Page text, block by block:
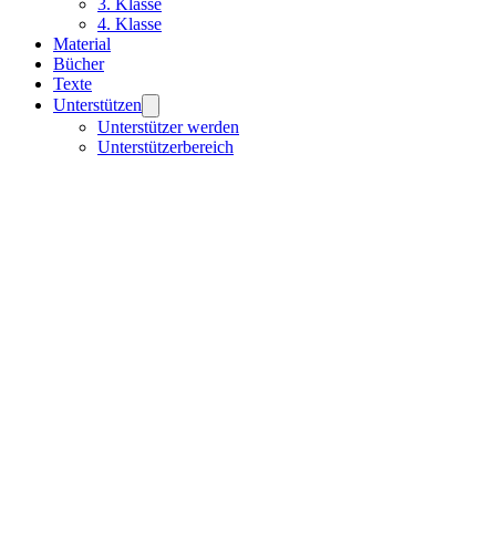
3. Klasse
4. Klasse
Material
Bücher
Texte
Unterstützen
Unterstützer werden
Unterstützerbereich